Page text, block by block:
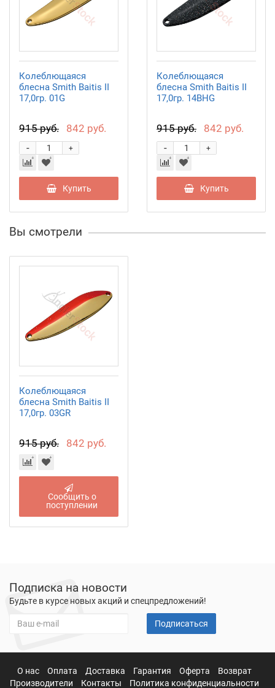
Колеблющаяся
блесна Smith Baitis II
17,0гр. 01G
915 руб. 842 руб.
+
-
Купить
Колеблющаяся
блесна Smith Baitis II
17,0гр. 14BHG
915 руб. 842 руб.
+
-
Купить
Вы смотрели
Колеблющаяся
блесна Smith Baitis II
17,0гр. 03GR
915 руб. 842 руб.
Сообщить о
поступлении
Подписка на новости
Будьте в курсе новых акций и спецпредложений!
Подписаться
О нас Оплата Доставка Гарантия Оферта
Возврат
Производители
Контакты Политика конфиденциальности